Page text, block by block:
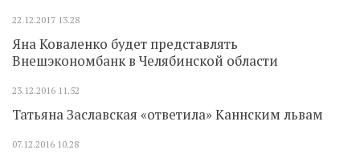
22.12.2017 13.28
Яна Коваленко будет представлять
Внешэкономбанк в Челябинской области
23.12.2016 11.52
Татьяна Заславская «ответила» Каннским львам
07.12.2016 10.28